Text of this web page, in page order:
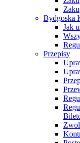
Bydgoska
Jak
Przepisy